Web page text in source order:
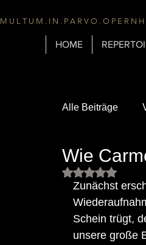
M U L T U M . I N . P A R V O . O P E R N H
HOME
Alle Beiträge
Biografien
Gastronomie
Wie
Mit NaN von 5
Zunächst
Schein trügt,
unsere große